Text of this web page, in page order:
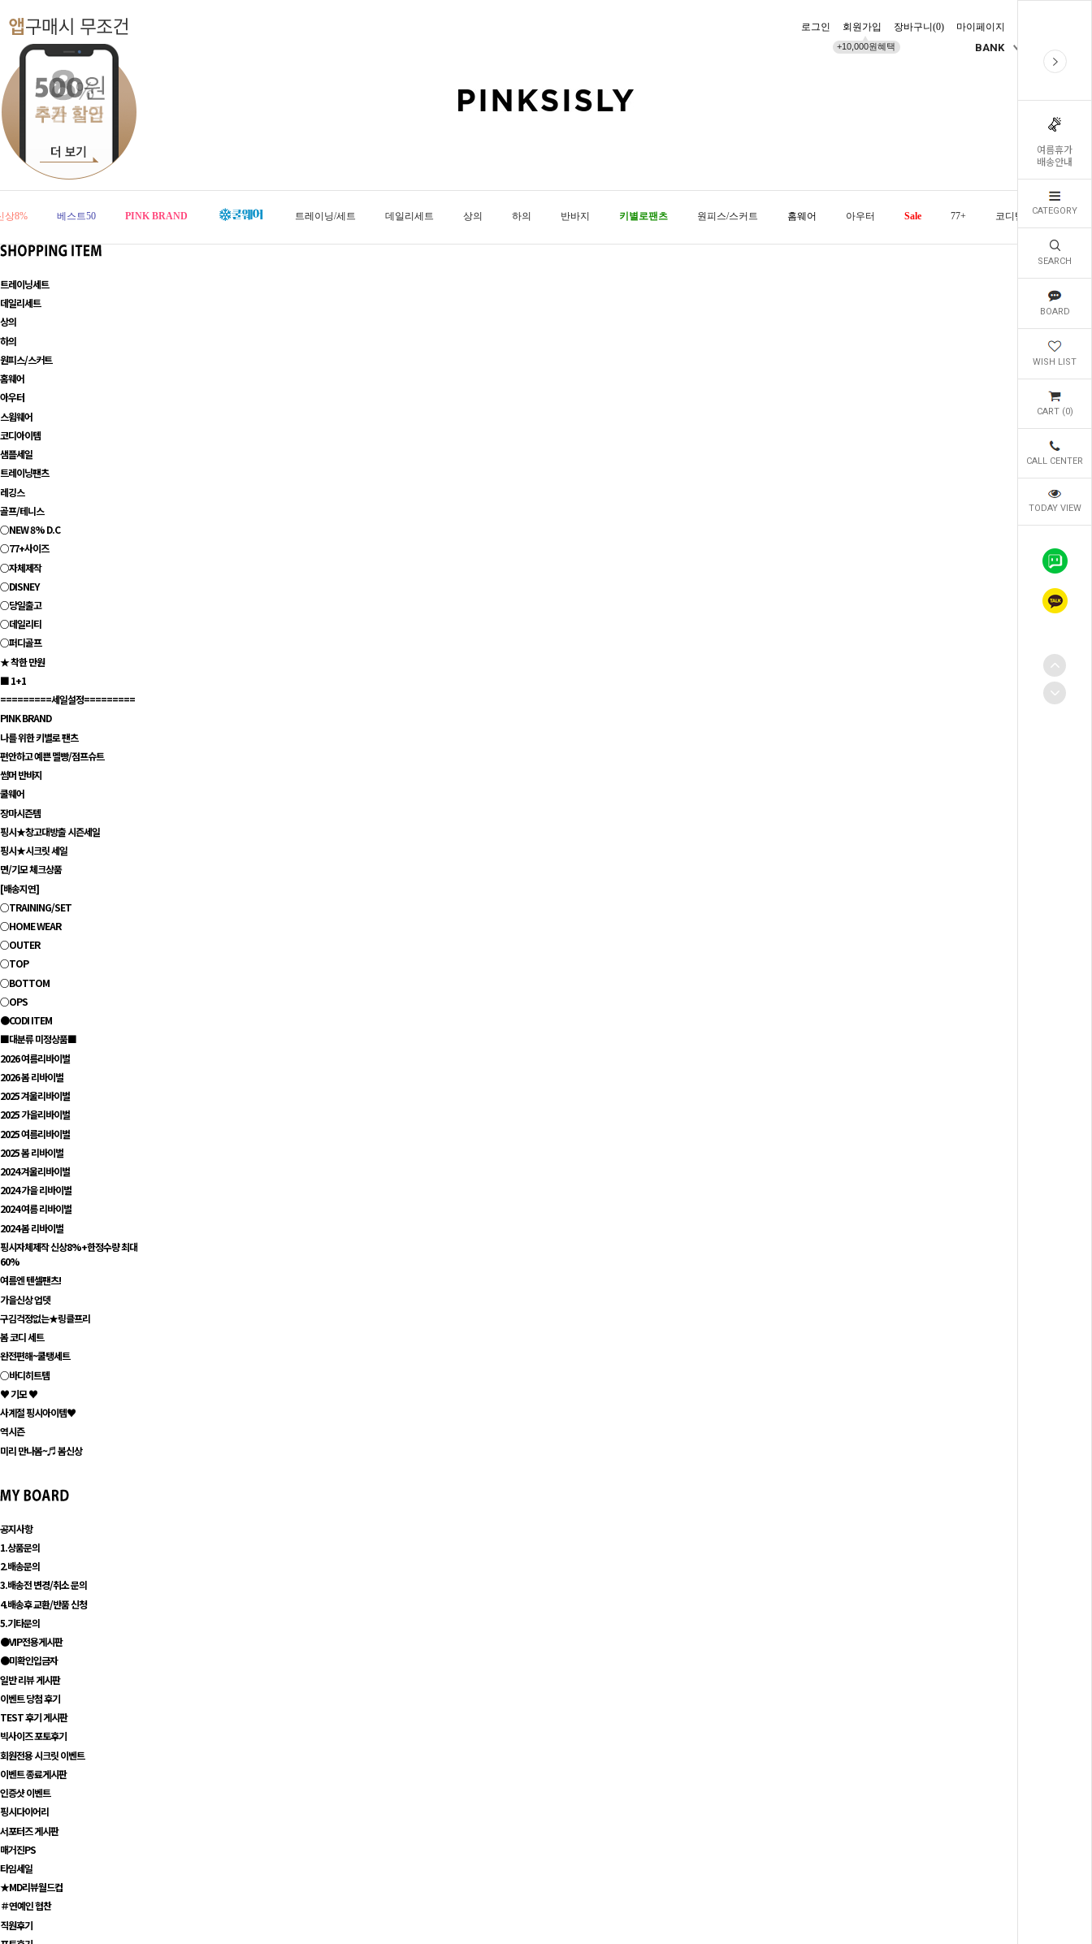
여름휴가
배송안내
CATEGORY
SEARCH
BOARD
WISH LIST
CART (0)
CALL CENTER
TODAY VIEW
로그인 회원가입
+10,000원혜택
장바구니(0) 마이페이지
BANK
상8% 베스트50 PINK BRAND 트레이닝/세트 데일리세트 상의 하의 반바지 키별로팬츠 원피스/스커트 홈웨어 아우터 Sale 77+ 코디템 오늘발송
트레이닝세트
데일리세트
상의
하의
원피스/스커트
홈웨어
아우터
스윔웨어
코디아이템
샘플세일
트레이닝팬츠
레깅스
골프/테니스
○NEW 8% D.C
○77+사이즈
○자체제작
○DISNEY
○당일출고
○데일리티
○퍼디골프
★ 착한 만원
■ 1+1
=========세일설정=========
PINK BRAND
나를 위한 키별로 팬츠
편안하고 예쁜 멜빵/점프슈트
썸머 반바지
쿨웨어
장마시즌템
핑시★창고대방출 시즌세일
핑시★시크릿 세일
면/기모 체크상품
[배송지연]
○TRAINING/SET
○HOME WEAR
○OUTER
○TOP
○BOTTOM
○OPS
●CODI ITEM
■대분류 미정상품■
2026 여름리바이벌
2026 봄 리바이벌
2025 겨울리바이벌
2025 가을리바이벌
2025 여름리바이벌
2025 봄 리바이벌
2024 겨울리바이벌
2024 가을 리바이벌
2024 여름 리바이벌
2024 봄 리바이벌
핑시자체제작 신상8%+한정수량 최대
60%
여름엔 텐셀팬츠!
가을신상 업뎃
구김걱정없는★링클프리
봄 코디 세트
완전편해~쿨탱세트
○바디히트템
♥ 기모 ♥
사계절 핑시아이템♥
역시즌
미리 만나봄~♬ 봄신상
공지사항
1.상품문의
2.배송문의
3.배송전 변경/취소 문의
4.배송후 교환/반품 신청
5.기타문의
●VIP전용게시판
●미확인입금자
일반 리뷰 게시판
이벤트 당첨 후기
TEST 후기 게시판
빅사이즈 포토후기
회원전용 시크릿 이벤트
이벤트 종료게시판
인증샷 이벤트
핑시다이어리
서포터즈 게시판
매거진PS
타임세일
★MD리뷰월드컵
＃연예인 협찬
직원후기